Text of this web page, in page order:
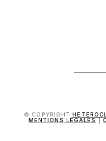
© COPYRIGHT
MENTIONS LÉGALES|